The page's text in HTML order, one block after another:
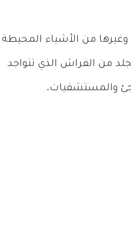
من الأشياء المحيطة
من الفراش الذي تتواجد
والمستشفيات.